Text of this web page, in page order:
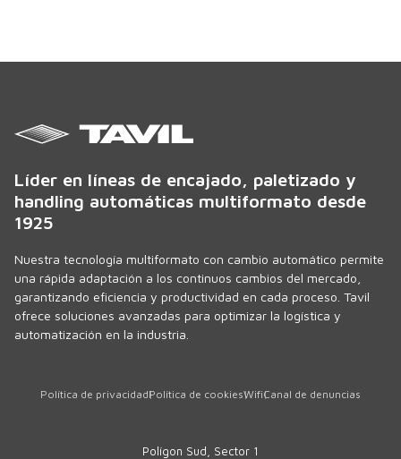
Líder en líneas de encajado, paletizado y
handling automáticas multiformato desde
1925
Nuestra tecnología multiformato con cambio automático permite
una rápida adaptación a los continuos cambios del mercado,
garantizando eficiencia y productividad en cada proceso. Tavil
ofrece soluciones avanzadas para optimizar la logística y
automatización en la industria.
Política de privacidadPolítica de cookiesWifiCanal de denuncias
Polígon Sud, Sector 1